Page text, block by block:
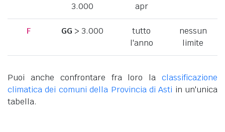
3.000
apr
F GG > 3.000
tutto
l'anno
nessun
limite
Puoi anche confrontare fra loro la classificazione
climatica dei comuni della Provincia di Asti in un'unica
tabella.